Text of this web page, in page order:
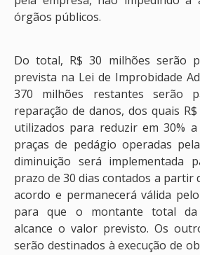
órgãos públicos.
Do total, R$ 30 milhões serão
prevista na Lei de Improbidade
370 milhões restantes serão
reparação de danos, dos quais
utilizados para reduzir em 30%
praças de pedágio operadas
diminuição será implementada
prazo de 30 dias contados a partir
acordo e permanecerá válida
para que o montante total da
alcance o valor previsto. Os
serão destinados à execução de